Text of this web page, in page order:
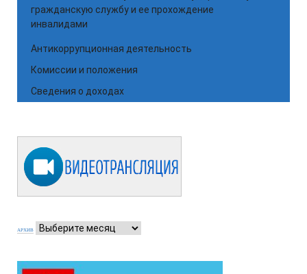
гражданскую службу и ее прохождение
инвалидами
Антикоррупционная деятельность
Комиссии и положения
Сведения о доходах
АРХИВ